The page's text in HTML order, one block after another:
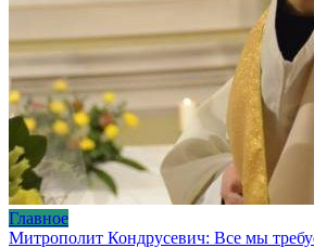
Главное
Митрополит Кондрусевич: Все мы